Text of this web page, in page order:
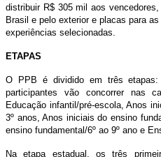
distribuir R$ 305 mil aos
Brasil e pelo exterior e placas para
experiências selecionadas.
ETAPAS
O PPB é dividido em três
participantes vão concorrer nas
Educação infantil/pré-escola, Anos
3º anos, Anos iniciais do ensino
ensino fundamental/6º ao 9º ano e
Na etapa estadual, os três